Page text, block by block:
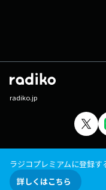
radiko.jp
ラジコプレミアムに登録
詳しくはこちら